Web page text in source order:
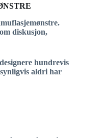
diskusjon,
hundrevis
aldri har